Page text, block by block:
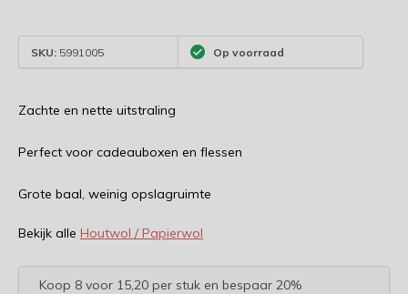
SKU: 5991005 Op voorraad
Zachte en nette uitstraling
Perfect voor cadeauboxen en flessen
Grote baal, weinig opslagruimte
Bekijk alle Houtwol / Papierwol
Koop 8 voor 15,20 per stuk en bespaar 20%